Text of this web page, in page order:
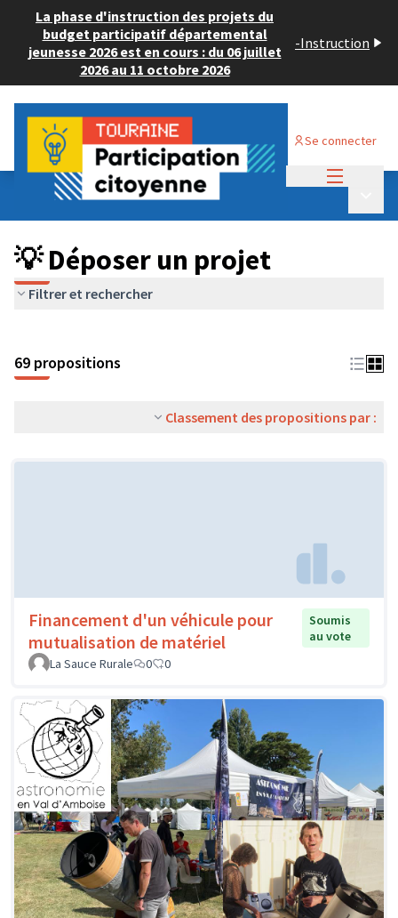
La phase d'instruction des projets du
budget participatif départemental
jeunesse 2026 est en cours : du 06 juillet
2026 au 11 octobre 2026
-Instruction
Se connecter
Budget Participatif ADULTE 2024
💡 Déposer un projet
💡 Déposer un projet
Filtrer et rechercher
69 propositions
Classement des propositions par :
Financement d'un véhicule pour
mutualisation de matériel
Soumis
au vote
La Sauce Rurale
0 0